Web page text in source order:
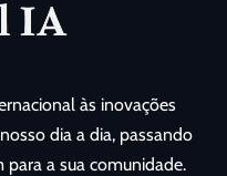
às inovações
dia a dia, passando
a sua comunidade.